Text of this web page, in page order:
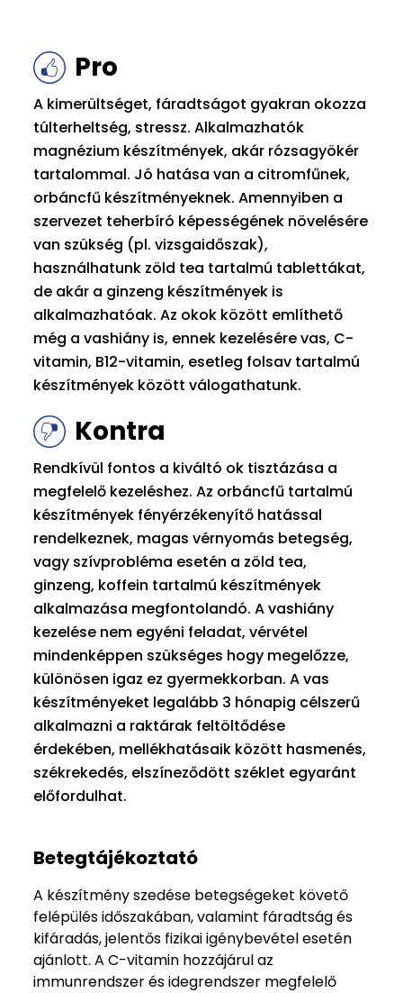
Pro
A kimerültséget, fáradtságot gyakran okozza
túlterheltség, stressz. Alkalmazhatók
magnézium készítmények, akár rózsagyökér
tartalommal. Jó hatása van a citromfűnek,
orbáncfű készítményeknek. Amennyiben a
szervezet teherbíró képességének növelésére
van szükség (pl. vizsgaidőszak),
használhatunk zöld tea tartalmú tablettákat,
de akár a ginzeng készítmények is
alkalmazhatóak. Az okok között említhető
még a vashiány is, ennek kezelésére vas, C-
vitamin, B12-vitamin, esetleg folsav tartalmú
készítmények között válogathatunk.
Kontra
Rendkívül fontos a kiváltó ok tisztázása a
megfelelő kezeléshez. Az orbáncfű tartalmú
készítmények fényérzékenyítő hatással
rendelkeznek, magas vérnyomás betegség,
vagy szívprobléma esetén a zöld tea,
ginzeng, koffein tartalmú készítmények
alkalmazása megfontolandó. A vashiány
kezelése nem egyéni feladat, vérvétel
mindenképpen szükséges hogy megelőzze,
különösen igaz ez gyermekkorban. A vas
készítményeket legalább 3 hónapig célszerű
alkalmazni a raktárak feltöltődése
érdekében, mellékhatásaik között hasmenés,
székrekedés, elszíneződött széklet egyaránt
előfordulhat.
Betegtájékoztató
A készítmény szedése betegségeket követő
felépülés időszakában, valamint fáradtság és
kifáradás, jelentős fizikai igénybevétel esetén
ajánlott. A C-vitamin hozzájárul az
immunrendszer és idegrendszer megfelelő